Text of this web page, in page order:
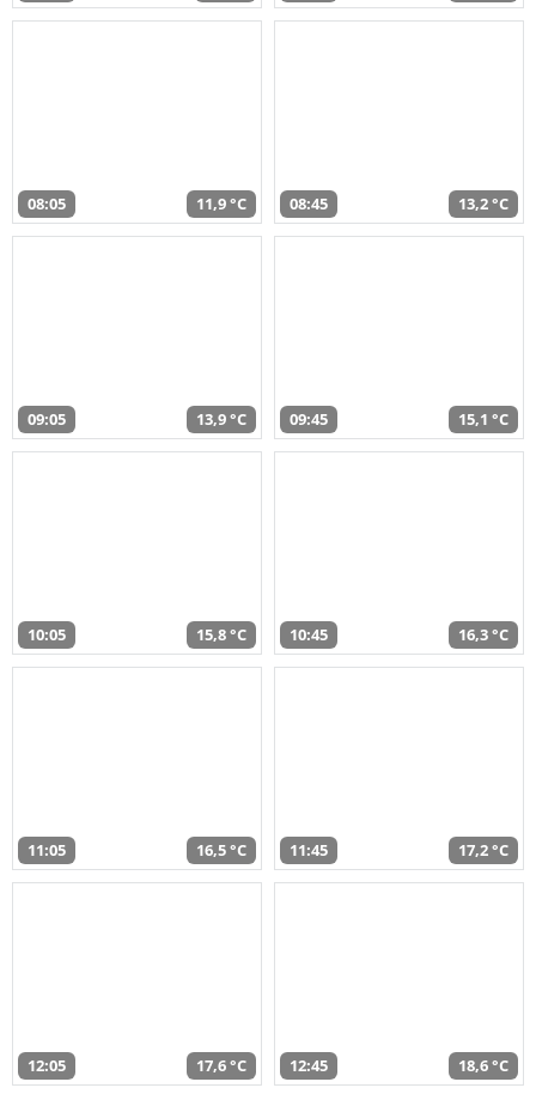
08:05 11,9 °C 08:45 13,2 °C
09:05 13,9 °C 09:45 15,1 °C
10:05 15,8 °C 10:45 16,3 °C
11:05 16,5 °C 11:45 17,2 °C
12:05 17,6 °C 12:45 18,6 °C